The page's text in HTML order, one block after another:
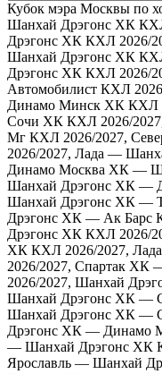
Кубок мэра Москвы по
Шанхай Дрэгонс ХК
Дрэгонс ХК КХЛ 2026/
Шанхай Дрэгонс ХК
Дрэгонс ХК КХЛ 2026/
Автомобилист КХЛ
Динамо Минск ХК КХЛ
Сочи ХК КХЛ 2026/
Мг КХЛ 2026/2027,
2026/2027, Лада —
Динамо Москва ХК —
Шанхай Дрэгонс ХК —
Шанхай Дрэгонс ХК —
Дрэгонс ХК — Ак Барс
Дрэгонс ХК КХЛ 2026/
ХК КХЛ 2026/2027,
2026/2027, Спартак
2026/2027, Шанхай
Шанхай Дрэгонс ХК —
Шанхай Дрэгонс ХК —
Дрэгонс ХК — Динамо
— Шанхай Дрэгонс ХК
Ярославль — Шанхай